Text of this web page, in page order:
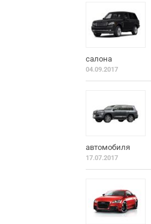
салона
04.09.2017
автомобиля
17.07.2017